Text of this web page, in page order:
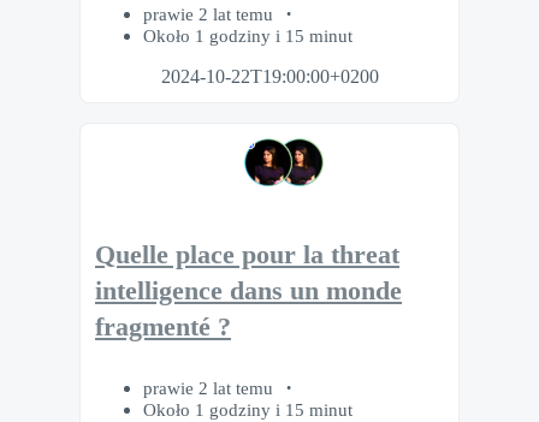
prawie 2 lat temu
Około 1 godziny i 15 minut
2024-10-22T19:00:00+0200
Quelle place pour la threat
intelligence dans un monde
fragmenté ?
prawie 2 lat temu
Około 1 godziny i 15 minut